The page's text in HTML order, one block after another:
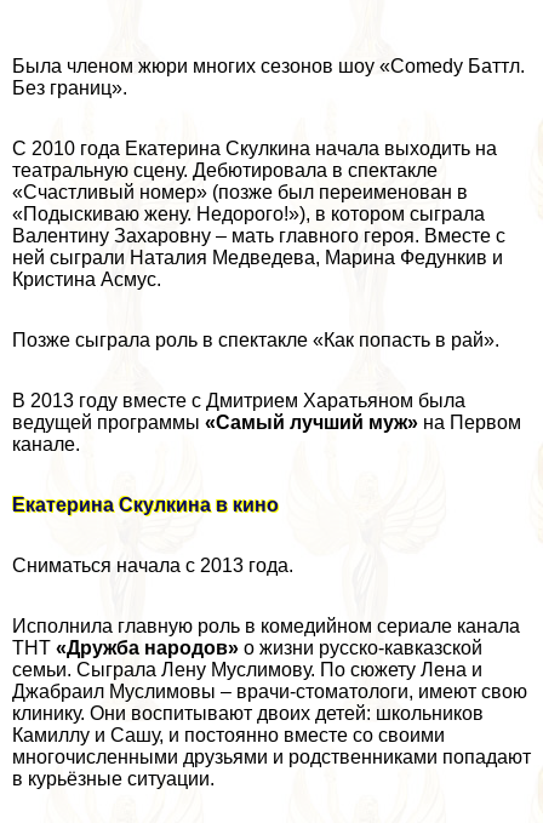
Была члeном жюри многих сезонов шоу «Comedy Баттл.
Без границ».
С 2010 года Екатерина Скулкина начала выходить на
театральную сцену. Дебютировала в спектакле
«Счастливый номер» (позже был переименован в
«Подыскиваю жену. Недорого!»), в котором сыграла
Валентину Захаровну – мать главного героя. Вместе с
ней сыграли Наталия Медведева, Марина Федункив и
Кристина Асмус.
Позже сыграла роль в спектакле «Как попасть в рай».
В 2013 году вместе с Дмитрием Харатьяном была
ведущей программы «Самый лучший муж» на Первом
канале.
Екатерина Скулкина в кино
Сниматься начала с 2013 года.
Исполнила главную роль в комедийном сериале канала
ТНТ «Дружба народов» о жизни русско-кавказской
семьи. Сыграла Лену Муслимову. По сюжету Лена и
Джабраил Муслимовы – врачи-стоматологи, имеют свою
клинику. Они воспитывают двоих детей: школьников
Камиллу и Сашу, и постоянно вместе со своими
многочисленными друзьями и родственниками попадают
в курьёзные ситуации.